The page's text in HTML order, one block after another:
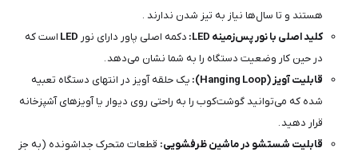
هستند و تا سال‌ها نیاز به تیز شدن ندارند .
کلید اصلی با نور پس‌زمینه LED:
دکمه اصلی پاور دارای نور LED است که
در حین کار وضعیت دستگاه را به شما نشان می‌دهد .
قابلیت آویز (Hanging Loop):
یک حلقه آویز در انتهای دستگاه تعبیه
شده که می‌توانید گوشت‌کوب را به راحتی روی دیوار یا آویزهای آشپزخانه
قرار دهید .
قابلیت شستشو در ماشین ظرفشویی: قطعات متحرک جداشونده (به جز